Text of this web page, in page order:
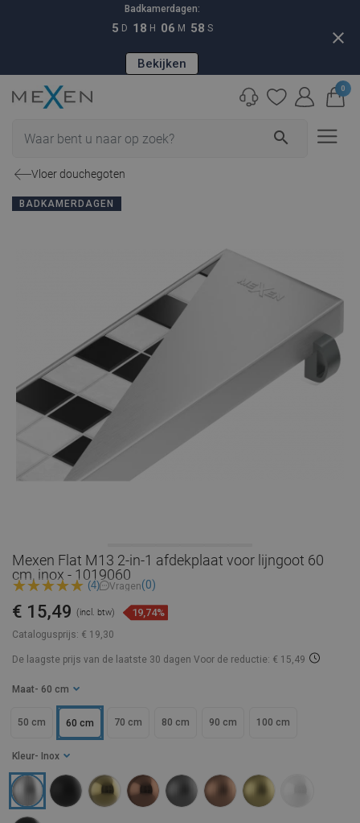
Badkamerdagen:
5 D 18 H 06 M 57 S
Bekijken
close
search
0
Vloer douchegoten
BADKAMERDAGEN
Mexen Flat M13 2-in-1 afdekplaat voor lijngoot 60
cm, inox - 1019060
(4) Vragen(0)
Catalogusprijs: € 19,30
€ 15,49 (incl. btw) 19,74%
De laagste prijs van de laatste 30 dagen Voor de reductie: € 15,49
Maat - 60 cm
50 cm 60 cm 70 cm 80 cm 90 cm 100 cm
Kleur - Inox